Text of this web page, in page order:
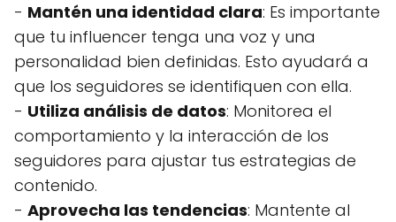
- Mantén una identidad clara: Es importante
que tu influencer tenga una voz y una
personalidad bien definidas. Esto ayudará a
que los seguidores se identifiquen con ella.
- Utiliza análisis de datos: Monitorea el
comportamiento y la interacción de los
seguidores para ajustar tus estrategias de
contenido.
- Aprovecha las tendencias: Mantente al